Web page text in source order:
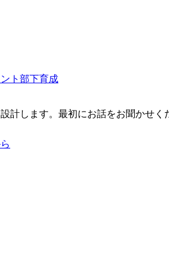
ト 部下育成
計します。最初にお話をお聞かせく